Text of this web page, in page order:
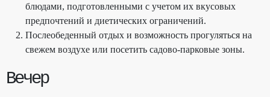
блюдами, подготовленными с учетом их вкусовых
предпочтений и диетических ограничений.
Послеобеденный отдых и возможность прогуляться на
свежем воздухе или посетить садово-парковые зоны.
Вечер